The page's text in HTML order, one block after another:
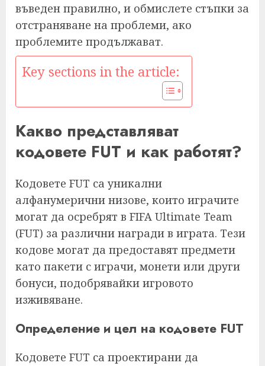
въведен правилно, и обмислете стъпки за
отстраняване на проблеми, ако
проблемите продължават.
Key sections in the article:
Какво представляват
кодовете FUT и как работят?
Кодовете FUT са уникални
алфанумерични низове, които играчите
могат да осребрят в FIFA Ultimate Team
(FUT) за различни награди в играта. Тези
кодове могат да предоставят предмети
като пакети с играчи, монети или други
бонуси, подобрявайки игровото
изживяване.
Определение и цел на кодовете FUT
Кодовете FUT са проектирани да